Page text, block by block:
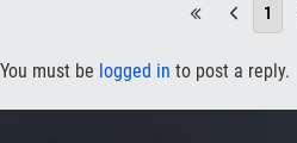
1
You must be logged in to post a reply.